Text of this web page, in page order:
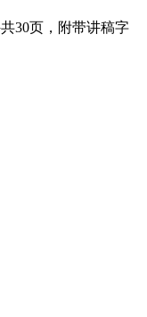
30页，附带讲稿字